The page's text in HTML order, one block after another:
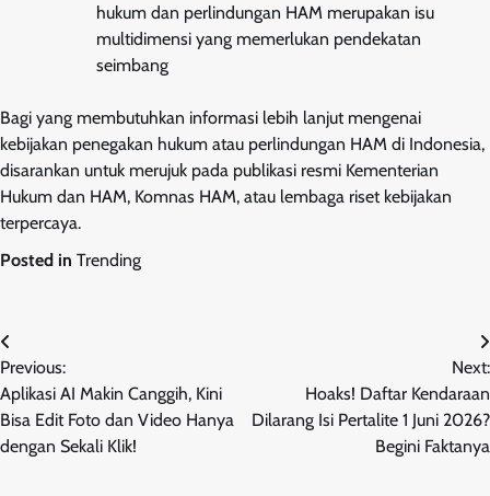
hukum dan perlindungan HAM merupakan isu
multidimensi yang memerlukan pendekatan
seimbang
Bagi yang membutuhkan informasi lebih lanjut mengenai
kebijakan penegakan hukum atau perlindungan HAM di Indonesia,
disarankan untuk merujuk pada publikasi resmi Kementerian
Hukum dan HAM, Komnas HAM, atau lembaga riset kebijakan
terpercaya.
Posted in Trending
Post
navigation
Previous:
Aplikasi AI Makin Canggih, Kini
Bisa Edit Foto dan Video Hanya
dengan Sekali Klik!
Next:
Hoaks! Daftar Kendaraan
Dilarang Isi Pertalite 1 Juni 2026?
Begini Faktanya